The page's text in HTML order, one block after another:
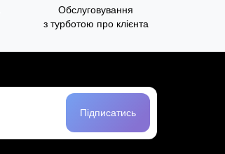
Обслуговування
з турботою про клієнта
Підписатись